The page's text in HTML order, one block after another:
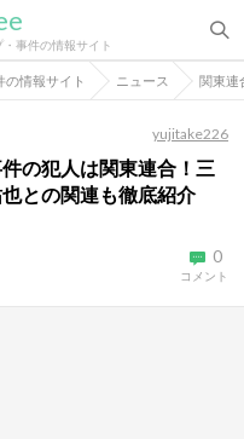
事件の情報サイト
情報サイト ニュース 関東連
yujitake226
の犯人は関東連合！三
との関連も徹底紹介
0
コメント